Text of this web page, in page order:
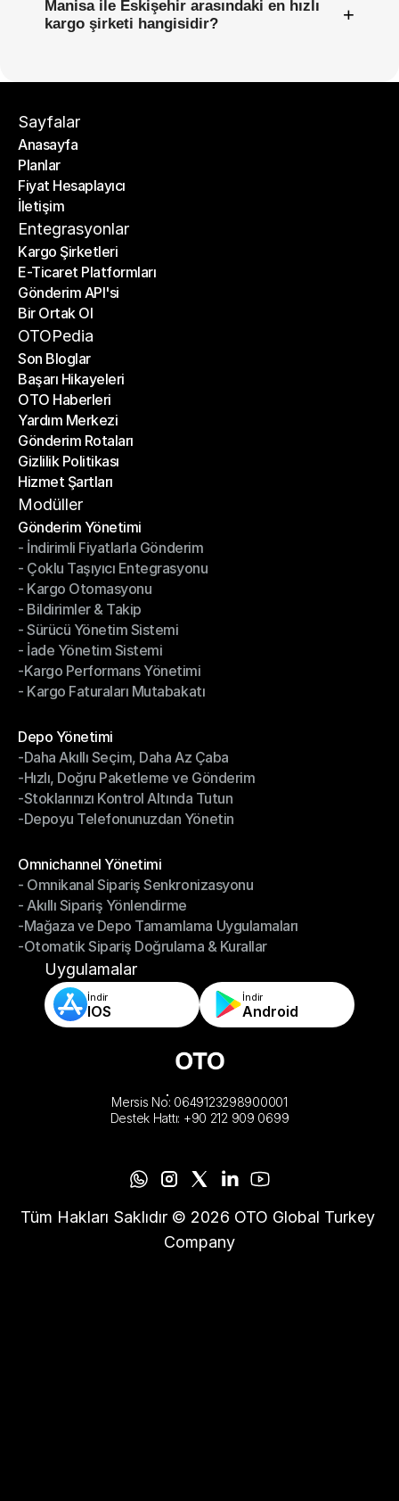
Manisa ile Eskişehir arasındaki en hızlı
kargo şirketi hangisidir?
+
Sayfalar
Anasayfa
Anasayfa
Planlar
Planlar
Fiyat Hesaplayıcı
Fiyat Hesaplayıcı
İletişim
İletişim
Entegrasyonlar
Kargo Şirketleri
Kargo Şirketleri
E-Ticaret Platformları
E-Ticaret Platformları
Gönderim API'si
Gönderim API'si
Bir Ortak Ol
Bir Ortak Ol
OTOPedia
Son Bloglar
Son Bloglar
Başarı Hikayeleri
Başarı Hikayeleri
OTO Haberleri
OTO Haberleri
Yardım Merkezi
Yardım Merkezi
Gönderim Rotaları
Gönderim Rotaları
Gizlilik Politikası
Gizlilik Politikası
Hizmet Şartları
Hizmet Şartları
Modüller
Gönderim Yönetimi
Gönderim Yönetimi
- İndirimli Fiyatlarla Gönderim
- İndirimli Fiyatlarla Gönderim
- Çoklu Taşıyıcı Entegrasyonu
- Çoklu Taşıyıcı Entegrasyonu
- Kargo Otomasyonu
- Kargo Otomasyonu
- Bildirimler & Takip
- Bildirimler & Takip
- Sürücü Yönetim Sistemi
- Sürücü Yönetim Sistemi
- İade Yönetim Sistemi
- İade Yönetim Sistemi
-Kargo Performans Yönetimi
-Kargo Performans Yönetimi
- Kargo Faturaları Mutabakatı
Depo Yönetimi
Depo Yönetimi
-Daha Akıllı Seçim, Daha Az Çaba
-Daha Akıllı Seçim, Daha Az Çaba
-Hızlı, Doğru Paketleme ve Gönderim
-Hızlı, Doğru Paketleme ve Gönderim
-Stoklarınızı Kontrol Altında Tutun
-Stoklarınızı Kontrol Altında Tutun
-Depoyu Telefonunuzdan Yönetin
Omnichannel Yönetimi
Omnichannel Yönetimi
- Omnikanal Sipariş Senkronizasyonu
- Omnikanal Sipariş Senkronizasyonu
- Akıllı Sipariş Yönlendirme
- Akıllı Sipariş Yönlendirme
-Mağaza ve Depo Tamamlama Uygulamaları
-Mağaza ve Depo Tamamlama Uygulamaları
-Otomatik Sipariş Doğrulama & Kurallar
-Otomatik Sipariş Doğrulama & Kurallar
Uygulamalar
İndir
IOS
İndir
Android
Mersis No: 0649123298900001
Destek Hattı: +90 212 909 0699
Tüm Hakları Saklıdır © 2026 OTO Global Turkey
Company